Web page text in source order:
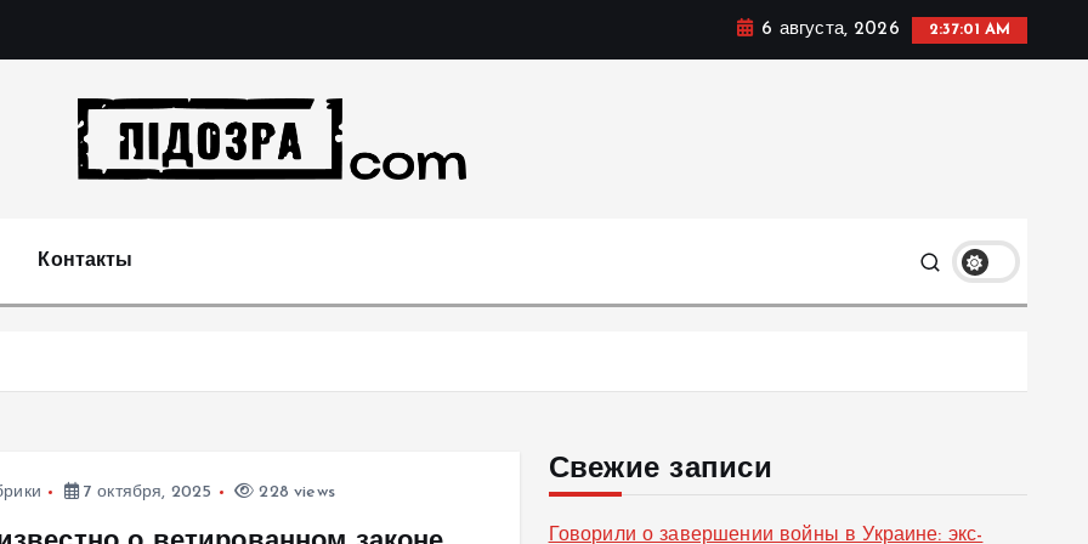
6 августа, 2026 2:37:01 AM
Контакты
7 октября, 2025 228 views
Свежие записи
Говорили о завершении войны в Украине: экс-